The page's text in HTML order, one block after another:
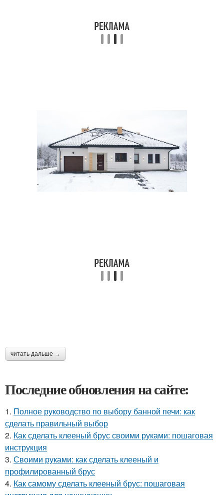
читать дальше →
Последние обновления на сайте:
1. Полное руководство по выбору банной печи: как
сделать правильный выбор
2. Как сделать клееный брус своими руками: пошаговая
инструкция
3. Своими руками: как сделать клееный и
профилированный брус
4. Как самому сделать клееный брус: пошаговая